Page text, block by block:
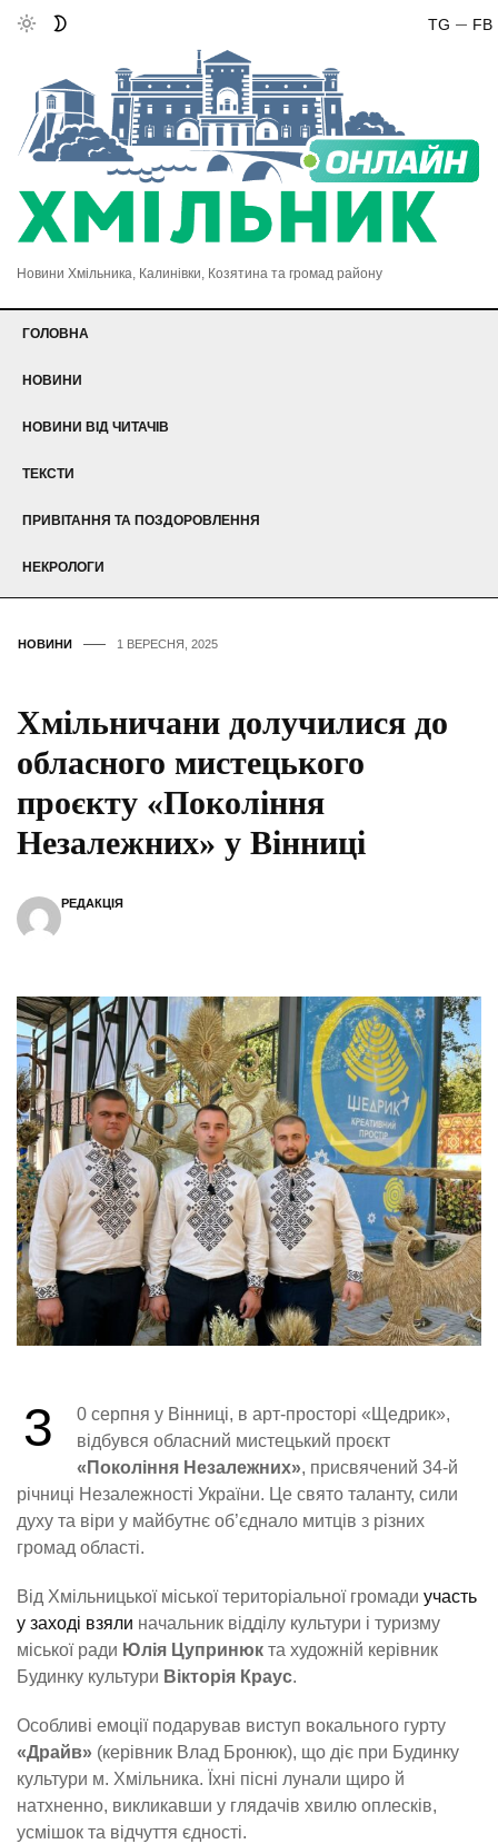
FB
TG
Новини Хмільника, Калинівки, Козятина та громад району
ГОЛОВНА
НОВИНИ
НОВИНИ ВІД ЧИТАЧІВ
ТЕКСТИ
ПРИВІТАННЯ ТА ПОЗДОРОВЛЕННЯ
НЕКРОЛОГИ
НОВИНИ 1 ВЕРЕСНЯ, 2025
Хмільничани долучилися до
обласного мистецького
проєкту «Покоління
Незалежних» у Вінниці
РЕДАКЦІЯ
3
0 серпня у Вінниці, в арт-просторі «Щедрик»,
відбувся обласний мистецький проєкт
«Покоління Незалежних», присвячений 34-й
річниці Незалежності України. Це свято таланту, сили
духу та віри у майбутнє об’єднало митців з різних
громад області.
Від Хмільницької міської територіальної громади участь
у заході взяли начальник відділу культури і туризму
міської ради Юлія Цупринюк та художній керівник
Будинку культури Вікторія Краус.
Особливі емоції подарував виступ вокального гурту
«Драйв» (керівник Влад Бронюк), що діє при Будинку
культури м. Хмільника. Їхні пісні лунали щиро й
натхненно, викликавши у глядачів хвилю оплесків,
усмішок та відчуття єдності.